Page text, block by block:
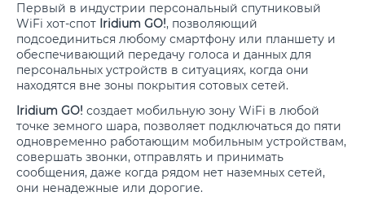
Первый в индустрии персональный спутниковый
WiFi хот-спот Iridium GO!, позволяющий
подсоединиться любому смартфону или планшету и
обеспечивающий передачу голоса и данных для
персональных устройств в ситуациях, когда они
находятся вне зоны покрытия сотовых сетей.
Iridium GO! создает мобильную зону WiFi в любой
точке земного шара, позволяет подключаться до пяти
одновременно работающим мобильным устройствам,
совершать звонки, отправлять и принимать
сообщения, даже когда рядом нет наземных сетей,
они ненадежные или дорогие.